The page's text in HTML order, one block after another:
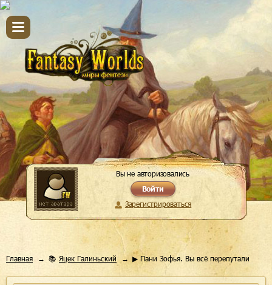
Вы не авторизовались
Войти
Зарегистрироваться
Главная 📚 Яцек Галиньский ▶ Пани Зофья. Вы всё перепутали